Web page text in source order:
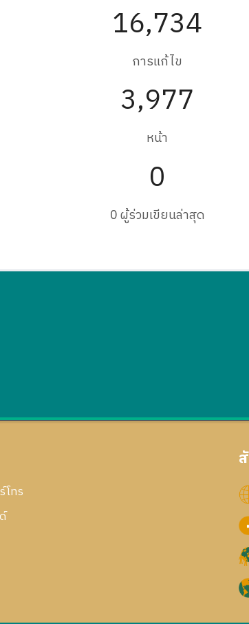
16,734
การแก้ไข
3,977
หน้า
0
0 ผู้ร่วมเขียนล่าสุด
โทร